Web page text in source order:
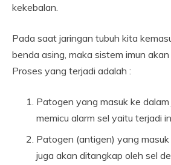
kekebalan.
Pada saat jaringan tubuh kita
benda asing, maka sistem imun
Proses yang terjadi adalah :
Patogen yang masuk ke
memicu alarm sel yaitu terjadi
Patogen (antigen) yang
juga akan ditangkap oleh sel